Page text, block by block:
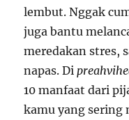
lembut. Nggak
juga bantu
meredakan stres,
napas. Di
10 manfaat dari
kamu yang sering